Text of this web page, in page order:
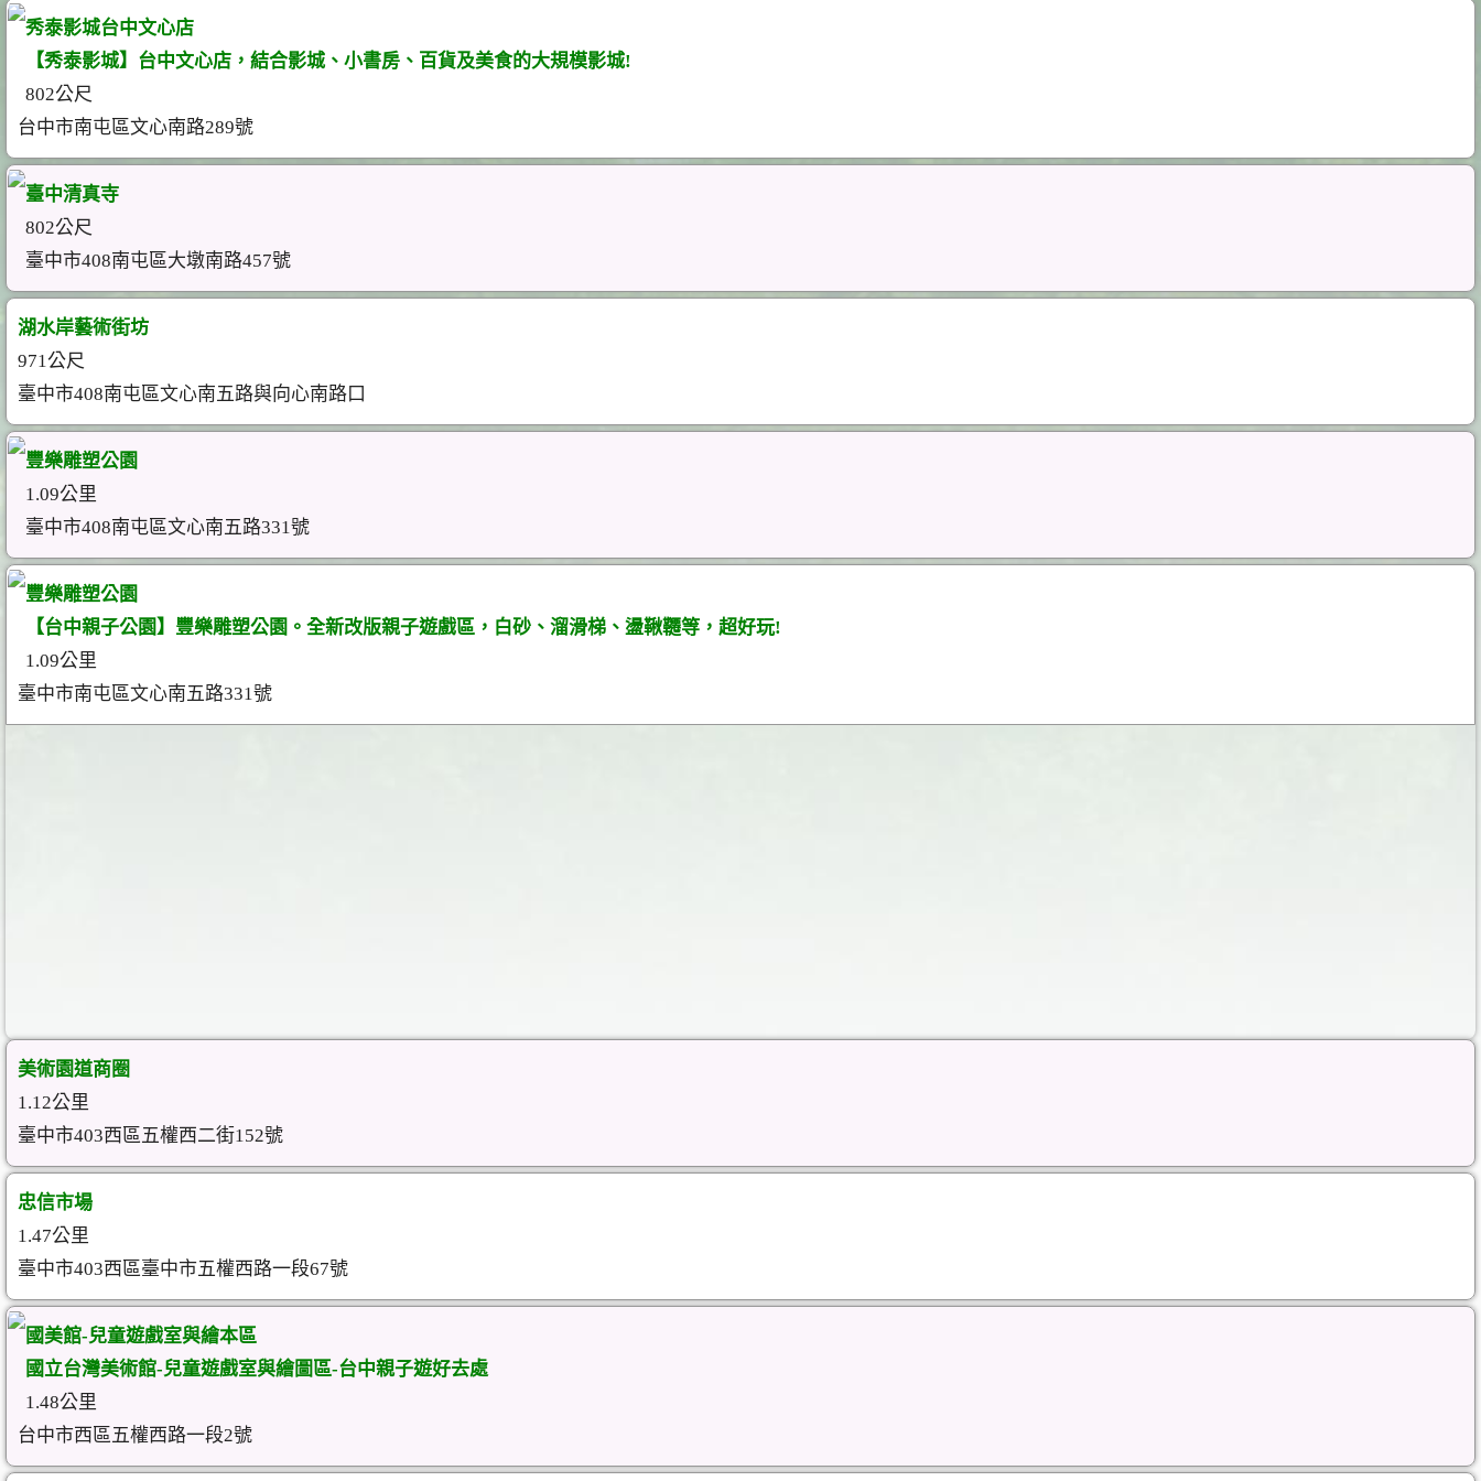
秀泰影城台中文心店
【秀泰影城】台中文心店，結合影城、小書房、百貨及美食的大規模影城!
802公尺
台中市南屯區文心南路289號
臺中清真寺
802公尺
臺中市408南屯區大墩南路457號
湖水岸藝術街坊
971公尺
臺中市408南屯區文心南五路與向心南路口
豐樂雕塑公園
1.09公里
臺中市408南屯區文心南五路331號
豐樂雕塑公園
【台中親子公園】豐樂雕塑公園。全新改版親子遊戲區，白砂、溜滑梯、盪鞦韆等，超好玩!
1.09公里
臺中市南屯區文心南五路331號
美術園道商圈
1.12公里
臺中市403西區五權西二街152號
忠信市場
1.47公里
臺中市403西區臺中市五權西路一段67號
國美館-兒童遊戲室與繪本區
國立台灣美術館-兒童遊戲室與繪圖區-台中親子遊好去處
1.48公里
台中市西區五權西路一段2號